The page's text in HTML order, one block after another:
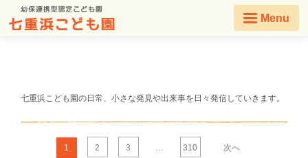
Menu
七重浜こども園の日常、小さな発見や出来事を日々発信していきます。
1 2 3 … 310 次へ